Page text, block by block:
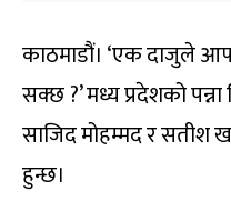
काठमाडौं। ‘एक दाजुले
सक्छ ?’ मध्य प्रदेशको
साजिद मोहम्मद र सतीश
हुन्छ।